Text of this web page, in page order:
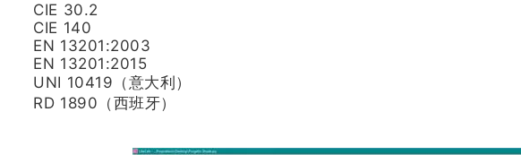
CIE 30.2
CIE 140
EN 13201:2003
EN 13201:2015
UNI 10419（意大利）
RD 1890（西班牙）